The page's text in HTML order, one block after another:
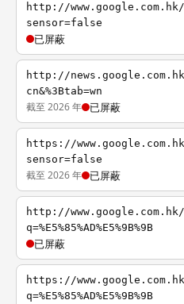
http://
sensor=false
已屏蔽
http://
cn&%3Btab=wn
截至 2026 年 已屏蔽
https://
sensor=false
截至 2026 年 已屏蔽
http://
q=%E5%85%AD%E5%9B%9B
已屏蔽
https://
q=%E5%85%AD%E5%9B%9B